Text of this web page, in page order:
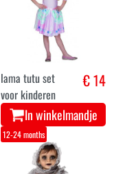
lama tutu set
voor kinderen
€ 14
In winkelmandje
12-24 months